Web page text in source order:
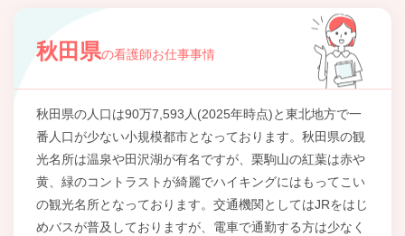
秋田県の看護師お仕事事情
秋田県の人口は90万7,593人(2025年時点)と東北地方で一
番人口が少ない小規模都市となっております。秋田県の観
光名所は温泉や田沢湖が有名ですが、栗駒山の紅葉は赤や
黄、緑のコントラストが綺麗でハイキングにはもってこい
の観光名所となっております。交通機関としてはJRをはじ
めバスが普及しておりますが、電車で通勤する方は少なく